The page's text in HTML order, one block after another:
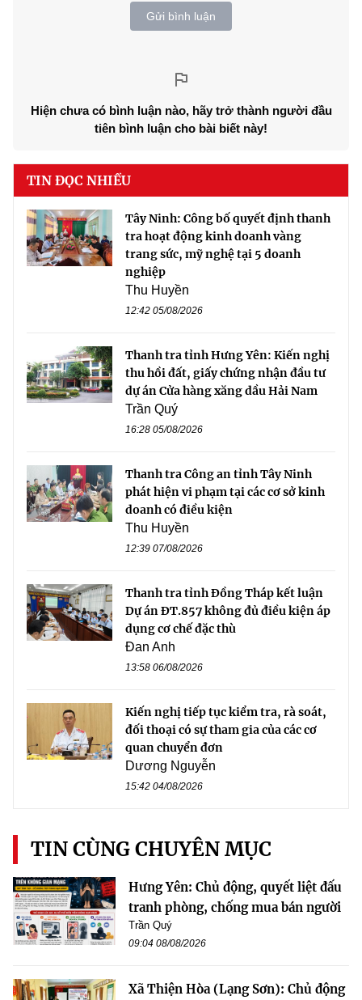
Gửi bình luận
Hiện chưa có bình luận nào, hãy trở thành người đầu
tiên bình luận cho bài biết này!
TIN ĐỌC NHIỀU
Tây Ninh: Công bố quyết định thanh
tra hoạt động kinh doanh vàng
trang sức, mỹ nghệ tại 5 doanh
nghiệp
Thu Huyền
12:42 05/08/2026
Thanh tra tỉnh Hưng Yên: Kiến nghị
thu hồi đất, giấy chứng nhận đầu tư
dự án Cửa hàng xăng dầu Hải Nam
Trần Quý
16:28 05/08/2026
Thanh tra Công an tỉnh Tây Ninh
phát hiện vi phạm tại các cơ sở kinh
doanh có điều kiện
Thu Huyền
12:39 07/08/2026
Thanh tra tỉnh Đồng Tháp kết luận
Dự án ĐT.857 không đủ điều kiện áp
dụng cơ chế đặc thù
Đan Anh
13:58 06/08/2026
Kiến nghị tiếp tục kiểm tra, rà soát,
đối thoại có sự tham gia của các cơ
quan chuyển đơn
Dương Nguyễn
15:42 04/08/2026
TIN CÙNG CHUYÊN MỤC
Hưng Yên: Chủ động, quyết liệt đấu
tranh phòng, chống mua bán người
Trần Quý
09:04 08/08/2026
Xã Thiện Hòa (Lạng Sơn): Chủ động